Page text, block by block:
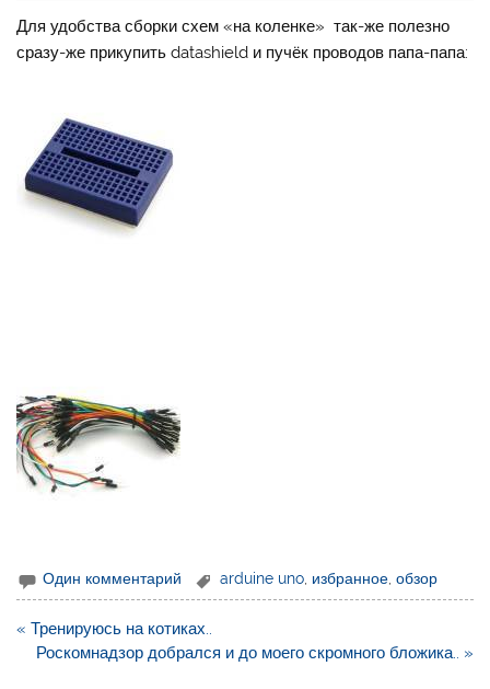
Для удобства сборки схем «на коленке» так-же полезно
сразу-же прикупить datashield и пучёк проводов папа-папа:
Один комментарий arduine uno избранное ,обзор
Навигация
« Тренируюсь на котиках..
Роскомнадзор добрался и до моего скромного бложика.. »